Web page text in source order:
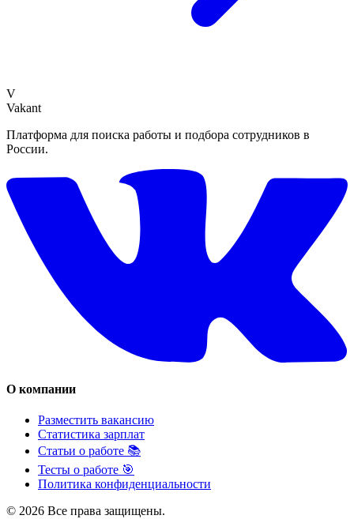
V
Vakant
Платформа для поиска работы и подбора сотрудников в
России.
О компании
Разместить вакансию
Статистика зарплат
Статьи о работе 📚
Тесты о работе 🎯
Политика конфиденциальности
© 2026 Все права защищены.